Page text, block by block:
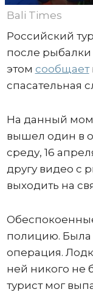
Bali Times
Российский
после
этом сообщает
спасательная
На данный
вышел один в
среду, 16
другу видео с
выходить на
полицию. Была
операция.
ней никого не
турист мог